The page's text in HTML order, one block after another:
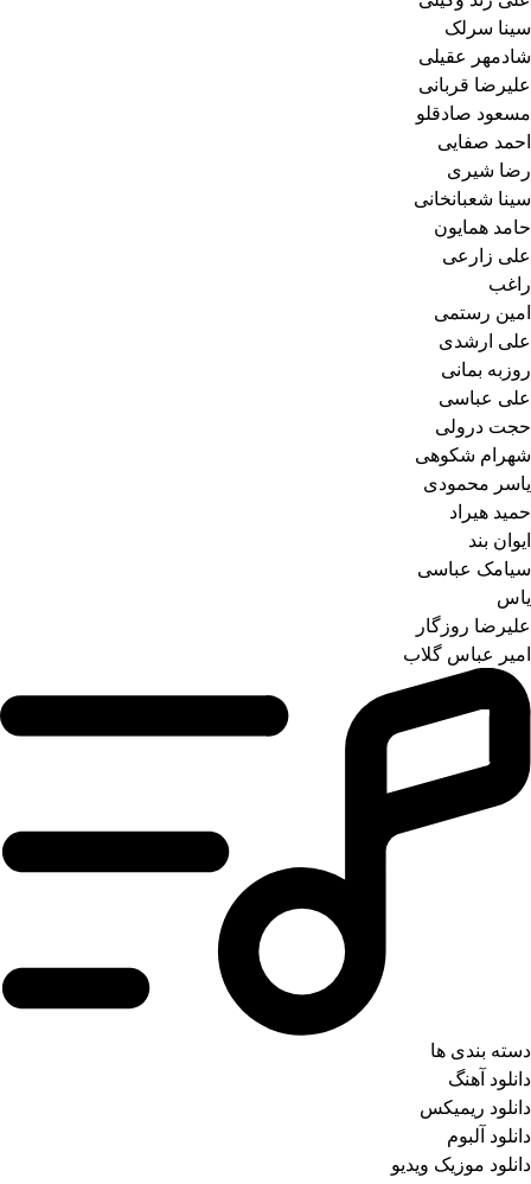
سینا سرلک
شادمهر عقیلی
علیرضا قربانی
مسعود صادقلو
احمد صفایی
رضا شیری
سینا شعبانخانی
حامد همایون
علی زارعی
راغب
امین رستمی
علی ارشدی
روزبه بمانی
علی عباسی
حجت درولی
شهرام شکوهی
یاسر محمودی
حمید هیراد
ایوان بند
سیامک عباسی
یاس
علیرضا روزگار
امیر عباس گلاب
دسته بندی ها
دانلود آهنگ
دانلود ریمیکس
دانلود آلبوم
دانلود موزیک ویدیو